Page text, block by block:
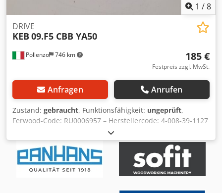
1 /8
Pollenzo 746 km
DRIVE
KEB 09.F5 CBB YA50
185 €
Festpreis zzgl. MwSt.
Anfragen Anrufen
Zustand: gebraucht, Funktionsfähigkeit: ungeprüft,
Ferwood-Code: RU0006957 – Herstellercode: 4-008-39-1127
– Zustand: Gebraucht – Funktionalität: Nicht geprüft –
Kompatible Maschine: HOMAG KANTENANLEIMER – Bei
Interesse bieten wir einen Überarbeitungsservice an,
kontaktieren Sie uns. Djdpov Efqtefx Akajck